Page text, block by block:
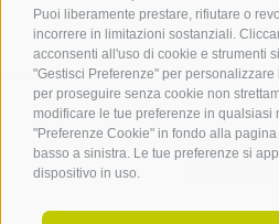
Puoi liberamente prestare, rifiutare o
incorrere in limitazioni sostanziali.
acconsenti all'uso di cookie e strumenti
"Gestisci Preferenze" per
per proseguire senza cookie non
modificare le tue preferenze in qualsiasi
"Preferenze Cookie" in fondo alla
basso a sinistra. Le tue preferenze si
dispositivo in uso.